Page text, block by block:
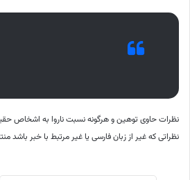
نظرات حاوی توهین و هرگونه نسبت ناروا به اشخاص
نظراتی که غیر از زبان فارسی یا غیر مرتبط با خبر باشد